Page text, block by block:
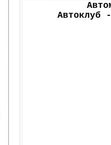
Автоклуб